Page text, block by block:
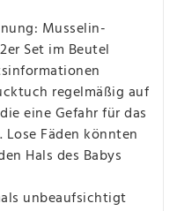
Musselin-
Set im Beutel
regelmäßig auf
eine Gefahr für das
Fäden könnten
Hals des Babys
unbeaufsichtigt